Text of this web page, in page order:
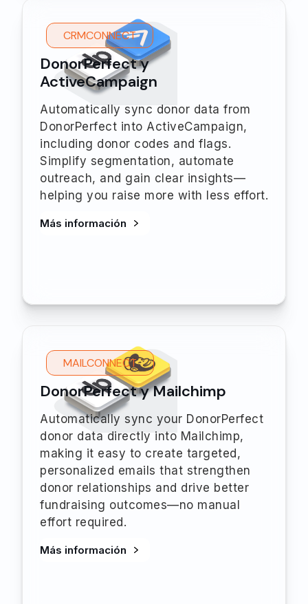
CRMCONNECT
DonorPerfect y
ActiveCampaign
Automatically sync donor data from
DonorPerfect into ActiveCampaign,
including donor codes and flags.
Simplify segmentation, automate
outreach, and gain clear insights—
helping you raise more with less effort.
Más información
MAILCONNECT
DonorPerfect y Mailchimp
Automatically sync your DonorPerfect
donor data directly into Mailchimp,
making it easy to create targeted,
personalized emails that strengthen
donor relationships and drive better
fundraising outcomes—no manual
effort required.
Más información